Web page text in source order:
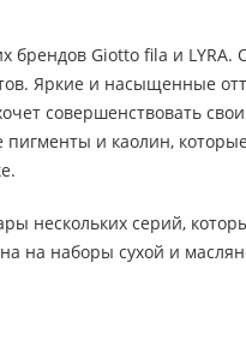
брендов Giotto fila и
Яркие и насыщенные
совершенствовать
и каолин,
нескольких серий,
на наборы сухой и